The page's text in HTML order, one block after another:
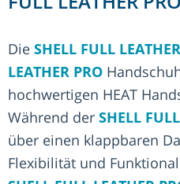
Die SHELL FULL LEATHER
LEATHER PRO
hochwertigen HEAT
Während der SHELL
über einen klappbaren
Flexibilität und